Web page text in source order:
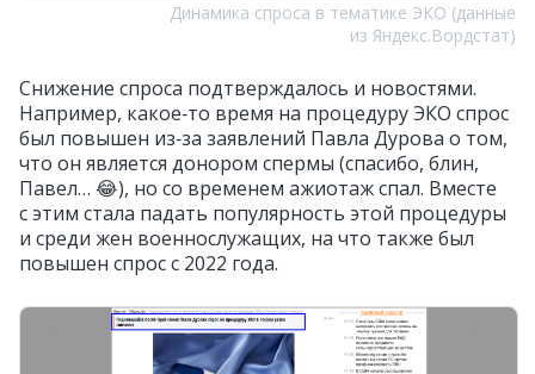
Динамика спроса в тематике ЭКО (данные
из Яндекс.Вордстат)
Снижение спроса подтверждалось и новостями.
Например, какое‑то время на процедуру ЭКО спрос
был повышен из‑за заявлений Павла Дурова о том,
что он является донором спермы (спасибо, блин,
Павел… 😂), но со временем ажиотаж спал. Вместе
с этим стала падать популярность этой процедуры
и среди жен военнослужащих, на что также был
повышен спрос с 2022 года.